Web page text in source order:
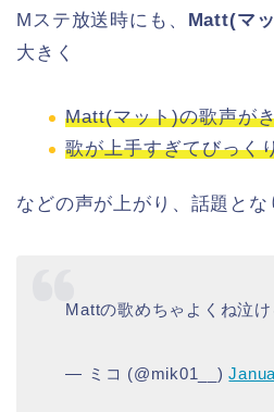
Mステ放送時にも、 Matt(マ
大きく
Matt(マット)の歌声が
歌が上手すぎてびっく
などの声が上がり、話題とな
Mattの歌めちゃよくね泣け
— ミコ (@mik01__)